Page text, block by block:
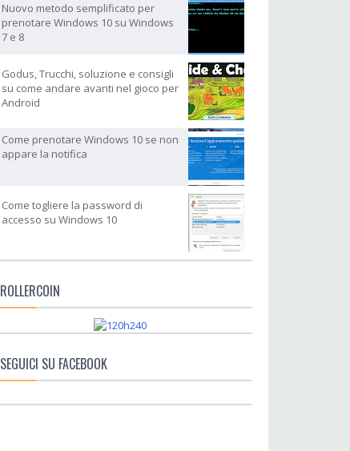
Nuovo metodo semplificato per
prenotare Windows 10 su Windows
7 e 8
Godus, Trucchi, soluzione e consigli
su come andare avanti nel gioco per
Android
Come prenotare Windows 10 se non
appare la notifica
Come togliere la password di
accesso su Windows 10
ROLLERCOIN
SEGUICI SU FACEBOOK